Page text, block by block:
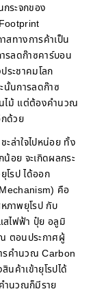
ระจกของ
ทางการค้าเป็น
รลดก๊าซคาร์บอน
ระชาคมโลก
นการลดก๊าซ
ไม้ แต่ต้องคำนวณ
ด้วย
ล่าใจไปหน่อย ทั้ง
อย จะเกิดผลกระ
โรป ได้ออก
คือ
ภาพยุโรป กับ
สไฟฟ้า ปุ๋ย อลูมิ
ตอนประกาศผู้
รคำนวณ Carbon
นค้าเข้ายุโรปได้
ำนวณก็มีราย